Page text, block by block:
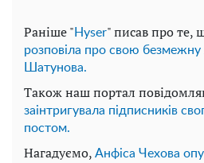
Раніше " Нyser" писав про те,
розповіла про свою
Шатунова.
Також наш портал
заінтригувала підписників
постом.
Нагадуємо, Анфіса Чехова